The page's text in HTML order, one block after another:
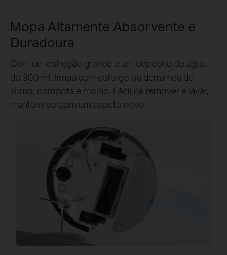
Quarto 1
Sala
Quarto 1
Sala
Quarto 1
Sala
Quarto 1
Sala
Quarto 1
Sala
Mopa Altamente Absorvente e
Duradoura
Com um esfregão grande e um depósito de água
de 300 ml, limpa sem esforço os derrames de
sumo, compota e molho. Fácil de remover e lavar,
mantém-se com um aspeto novo.